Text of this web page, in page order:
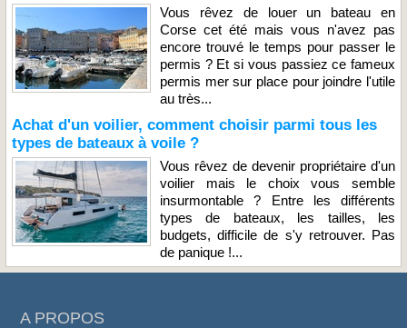
Vous rêvez de louer un bateau en
Corse cet été mais vous n'avez pas
encore trouvé le temps pour passer le
permis ? Et si vous passiez ce fameux
permis mer sur place pour joindre l'utile
au très...
Achat d'un voilier, comment choisir parmi tous les
types de bateaux à voile ?
Vous rêvez de devenir propriétaire d'un
voilier mais le choix vous semble
insurmontable ? Entre les différents
types de bateaux, les tailles, les
budgets, difficile de s'y retrouver. Pas
de panique !...
A PROPOS